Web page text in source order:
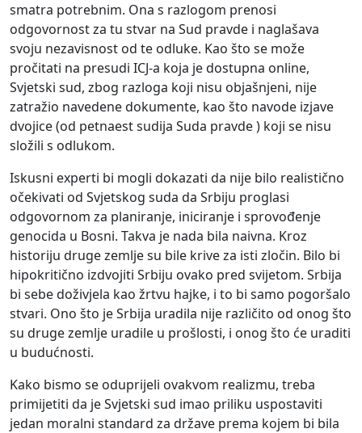
smatra potrebnim. Ona s razlogom prenosi
odgovornost za tu stvar na Sud pravde i naglašava
svoju nezavisnost od te odluke. Kao što se može
pročitati na presudi ICJ-a koja je dostupna online,
Svjetski sud, zbog razloga koji nisu objašnjeni, nije
zatražio navedene dokumente, kao što navode izjave
dvojice (od petnaest sudija Suda pravde ) koji se nisu
složili s odlukom.
Iskusni experti bi mogli dokazati da nije bilo realistično
očekivati od Svjetskog suda da Srbiju proglasi
odgovornom za planiranje, iniciranje i sprovođenje
genocida u Bosni. Takva je nada bila naivna. Kroz
historiju druge zemlje su bile krive za isti zločin. Bilo bi
hipokritično izdvojiti Srbiju ovako pred svijetom. Srbija
bi sebe doživjela kao žrtvu hajke, i to bi samo pogoršalo
stvari. Ono što je Srbija uradila nije različito od onog što
su druge zemlje uradile u prošlosti, i onog što će uraditi
u budućnosti.
Kako bismo se oduprijeli ovakvom realizmu, treba
primijetiti da je Svjetski sud imao priliku uspostaviti
jedan moralni standard za države prema kojem bi bila